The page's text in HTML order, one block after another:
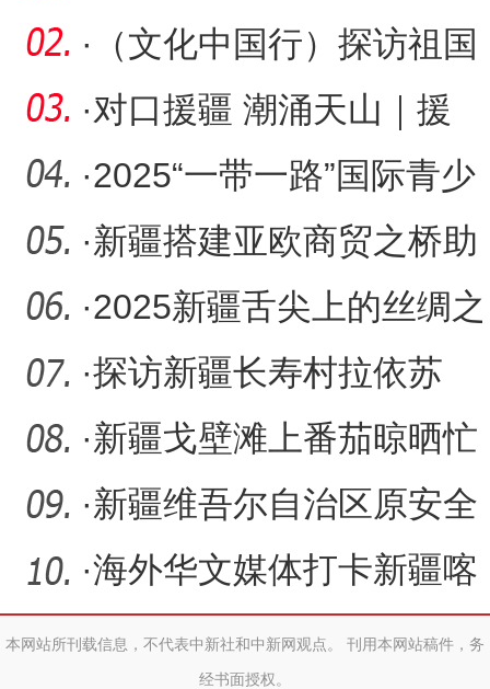
处方”赋能“西部粮仓
·
（文化中国行）探访祖国
边陲“行走的思政课堂”：
·对口援疆 潮涌天山｜援
疆“活水”惠泽天山脚下
·2025“一带一路”国际青少
年拳击交流大会训练营开
·新疆搭建亚欧商贸之桥助
企业“出海”
·2025新疆舌尖上的丝绸之
路美食节暨昌吉州美食文
化
·探访新疆长寿村拉依苏
·新疆戈壁滩上番茄晾晒忙
·新疆维吾尔自治区原安全
生产监督管理局总工程师
邓
·海外华文媒体打卡新疆喀
什古城 感受民俗风情
本网站所刊载信息，不代表中新社和中新网观点。 刊用本网站稿件，务
经书面授权。